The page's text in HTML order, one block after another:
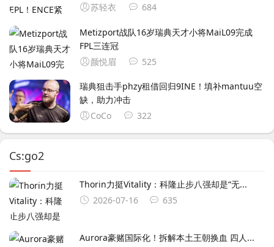
苏轻衣
684
Metizport战队16岁瑞典天才小将MaiL09完成
FPL三连冠
颜悦眉
525
瑞典狙击手phzy租借回归9INE！填补mantuu空
缺，助力冲击
CoCo
322
Cs:go2
Thorin力挺Vitality：科隆止步八强却是“无...
2026-07-16
635
Aurora豪赌国际化！拆解本土王朝换血 四人...